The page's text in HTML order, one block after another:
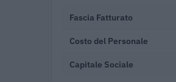
Fascia Fatturato
Costo del Personale
Capitale Sociale